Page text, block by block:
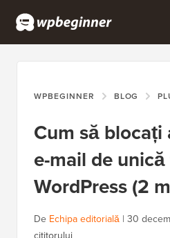
WPBEGINNER BLOG
Cum să blocați
e-mail de
WordPress (2
De Echipa editorială | 30